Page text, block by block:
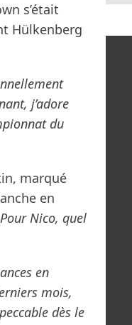
s’était
Hülkenberg
j’adore
du
marqué
en
Nico, quel
en
mois,
dès le